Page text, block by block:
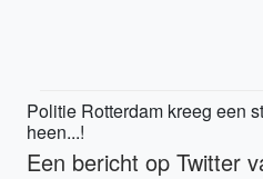
Politie Rotterdam kreeg een
heen...!
Een bericht op Twitter